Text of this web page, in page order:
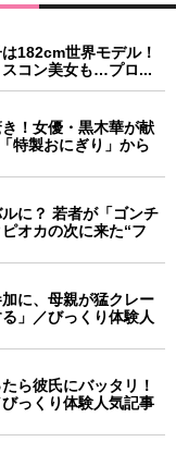
182cm世界モデル！
コン美女も…プロ...
き！女優・黒木華が献
特製おにぎり」から
に？ 若者が「ゴンチ
オカの次に来た“フ
に、母親が猛クレー
」／びっくり体験人
ら彼氏にバッタリ！
っくり体験人気記事